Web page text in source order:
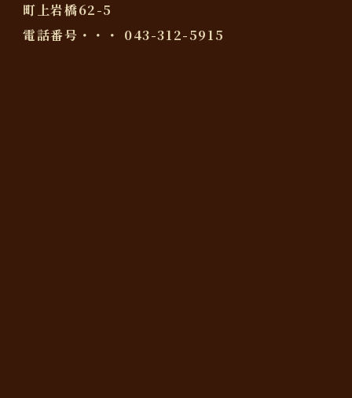
町上岩橋62-5
電話番号・・・ 043-312-5915